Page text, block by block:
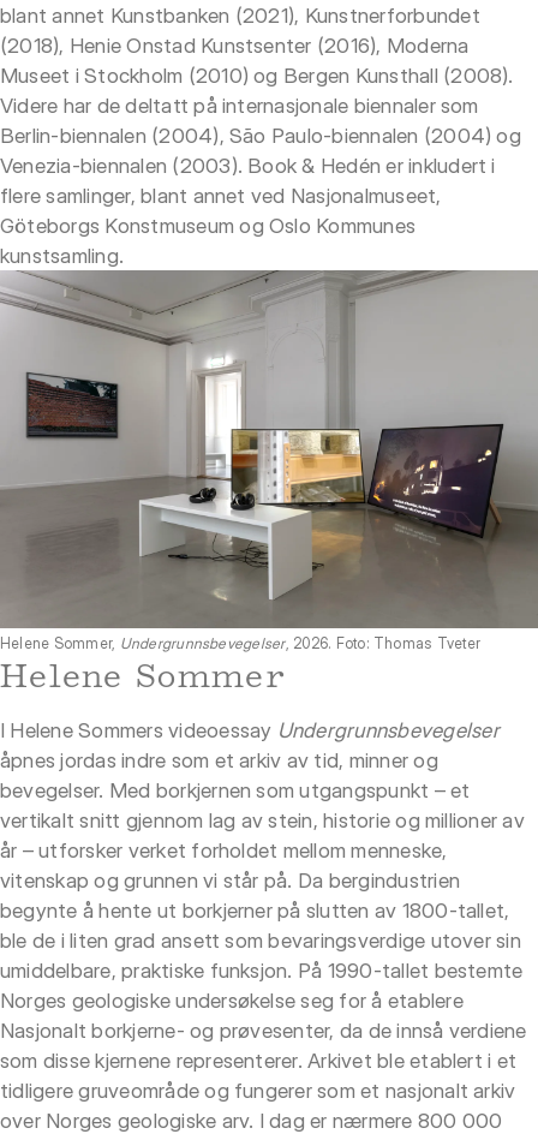
blant annet Kunstbanken (2021), Kunstnerforbundet
(2018), Henie Onstad Kunstsenter (2016), Moderna
Museet i Stockholm (2010) og Bergen Kunsthall (2008).
Videre har de deltatt på internasjonale biennaler som
Berlin-biennalen (2004), São Paulo-biennalen (2004) og
Venezia-biennalen (2003). Book & Hedén er inkludert i
flere samlinger, blant annet ved Nasjonalmuseet,
Göteborgs Konstmuseum og Oslo Kommunes
kunstsamling.
Helene Sommer, Undergrunnsbevegelser, 2026. Foto: Thomas Tveter
Helene Sommer
I Helene Sommers videoessay Undergrunnsbevegelser
åpnes jordas indre som et arkiv av tid, minner og
bevegelser. Med borkjernen som utgangspunkt – et
vertikalt snitt gjennom lag av stein, historie og millioner av
år – utforsker verket forholdet mellom menneske,
vitenskap og grunnen vi står på. Da bergindustrien
begynte å hente ut borkjerner på slutten av 1800-tallet,
ble de i liten grad ansett som bevaringsverdige utover sin
umiddelbare, praktiske funksjon. På 1990-tallet bestemte
Norges geologiske undersøkelse seg for å etablere
Nasjonalt borkjerne- og prøvesenter, da de innså verdiene
som disse kjernene representerer. Arkivet ble etablert i et
tidligere gruveområde og fungerer som et nasjonalt arkiv
over Norges geologiske arv. I dag er nærmere 800 000